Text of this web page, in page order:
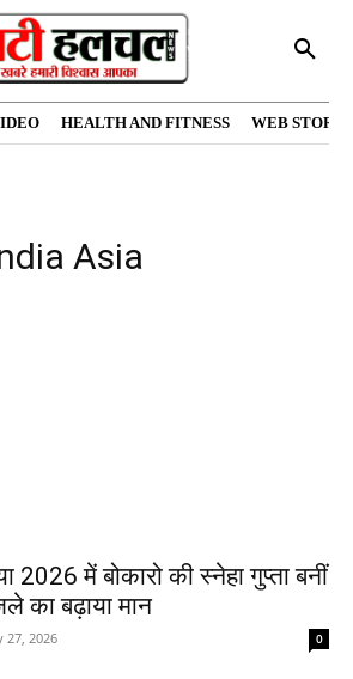
HEALTH AND FITNESS WEB
Asia
2026 में बोकारो की स्नेहा गुप्ता बनीं
का बढ़ाया मान
27, 2026 0